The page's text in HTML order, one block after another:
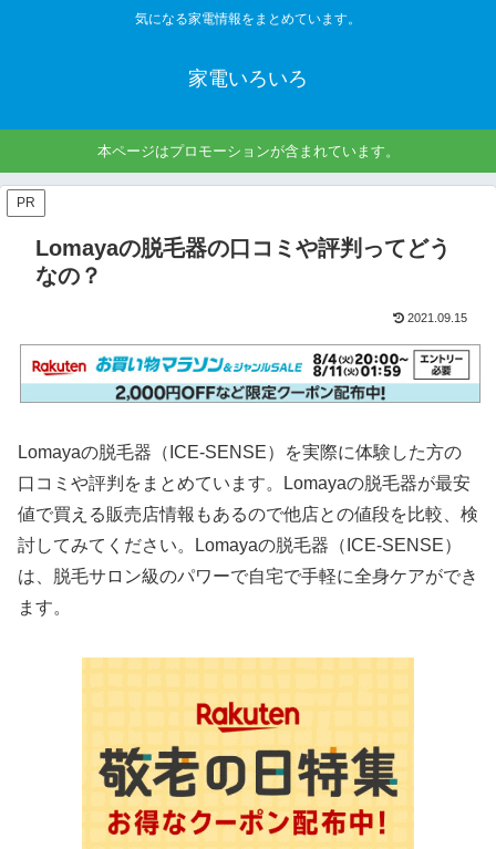
気になる家電情報をまとめています。
家電いろいろ
本ページはプロモーションが含まれています。
PR
Lomayaの脱毛器の口コミや評判ってどう
なの？
2021.09.15
Lomayaの脱毛器（ICE-SENSE）を実際に体験した方の
口コミや評判をまとめています。Lomayaの脱毛器が最安
値で買える販売店情報もあるので他店との値段を比較、検
討してみてください。Lomayaの脱毛器（ICE-SENSE）
は、脱毛サロン級のパワーで自宅で手軽に全身ケアができ
ます。